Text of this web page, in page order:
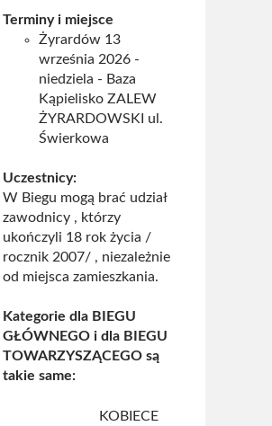
Terminy i miejsce
Żyrardów 13
września 2026 -
niedziela - Baza
Kąpielisko ZALEW
ŻYRARDOWSKI ul.
Świerkowa
Uczestnicy:
W Biegu mogą brać udział
zawodnicy , którzy
ukończyli 18 rok życia /
rocznik 2007/ , niezależnie
od miejsca zamieszkania.
Kategorie dla BIEGU
GŁÓWNEGO i dla BIEGU
TOWARZYSZĄCEGO są
takie same:
KOBIECE